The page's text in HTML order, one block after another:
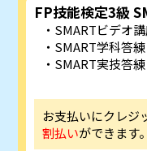
FP技能検定3級
SMARTビデオ
SMART学科答練
SMART実技答練
お支払いにクレジ
割払いができます。